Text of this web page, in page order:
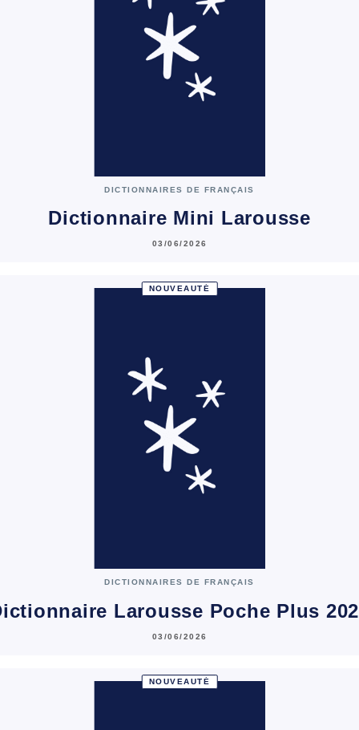
DICTIONNAIRES DE FRANÇAIS
Dictionnaire Mini Larousse
03/06/2026
NOUVEAUTÉ
DICTIONNAIRES DE FRANÇAIS
Larousse Poche Plus
03/06/2026
NOUVEAUTÉ